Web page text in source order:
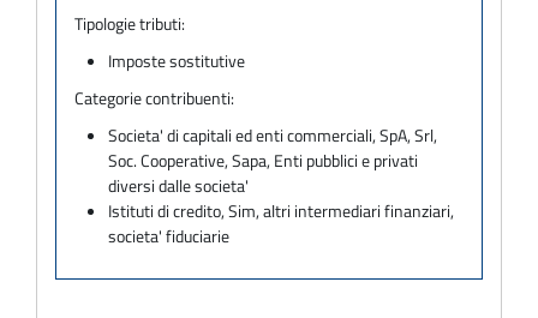
Tipologie tributi:
Imposte sostitutive
Categorie contribuenti:
Societa' di capitali ed enti commerciali, SpA, Srl,
Soc. Cooperative, Sapa, Enti pubblici e privati
diversi dalle societa'
Istituti di credito, Sim, altri intermediari finanziari,
societa' fiduciarie